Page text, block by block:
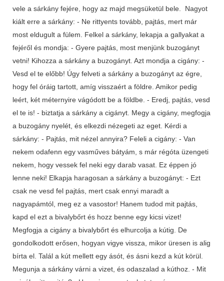
vele a sárkány fejére, hogy az majd megsüketül bele. Nagyot
kiált erre a sárkány: - Ne rittyents tovább, pajtás, mert már
most eldugult a fülem. Felkel a sárkány, lekapja a gallyakat a
fejéről és mondja: - Gyere pajtás, most menjünk buzogányt
vetni! Kihozza a sárkány a buzogányt. Azt mondja a cigány: -
Vesd el te előbb! Úgy felveti a sárkány a buzogányt az égre,
hogy fel óráig tartott, amíg visszaért a földre. Amikor pedig
leért, két méternyire vágódott be a földbe. - Eredj, pajtás, vesd
el te is! - biztatja a sárkány a cigányt. Megy a cigány, megfogja
a buzogány nyelét, és elkezdi nézegeti az eget. Kérdi a
sárkány: - Pajtás, mit nézel annyira? Feleli a cigány: - Van
nekem odafenn egy vasműves bátyám, s már régóta üzengeti
nekem, hogy vessek fel neki egy darab vasat. Ez éppen jó
lenne neki! Elkapja haragosan a sárkány a buzogányt: - Ezt
csak ne vesd fel pajtás, mert csak ennyi maradt a
nagyapámtól, meg ez a vasostor! Hanem tudod mit pajtás,
kapd el ezt a bivalybőrt és hozz benne egy kicsi vizet!
Megfogja a cigány a bivalybőrt és elhurcolja a kútig. De
gondolkodott erősen, hogyan vigye vissza, mikor üresen is alig
bírta el. Talál a kút mellett egy ásót, és ásni kezd a kút körül.
Megunja a sárkány várni a vizet, és odaszalad a kúthoz. - Mit